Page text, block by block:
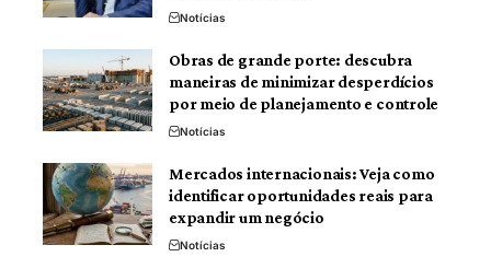
Notícias
Obras de grande porte: descubra
maneiras de minimizar desperdícios
por meio de planejamento e controle
Notícias
Mercados internacionais: Veja como
identificar oportunidades reais para
expandir um negócio
Notícias